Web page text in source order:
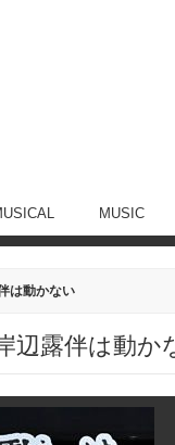
MUSIC
は動かない
辺露伴は動か